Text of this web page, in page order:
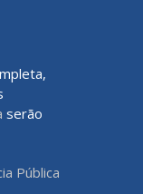
serão
Pública